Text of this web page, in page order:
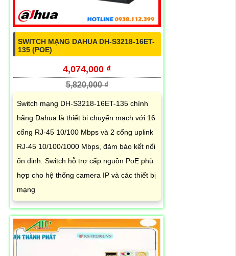
SWITCH MẠNG DAHUA DH-S3218-16ET-
135 (POE)
4,074,000 ₫
5,820,000 ₫
Switch mạng DH-S3218-16ET-135 chính
hãng Dahua là thiết bị chuyển mạch với 16
cổng RJ-45 10/100 Mbps và 2 cổng uplink
RJ-45 10/100/1000 Mbps, đảm bảo kết nối
ổn định. Switch hỗ trợ cấp nguồn PoE phù
hợp cho hệ thống camera IP và các thiết bị
mạng